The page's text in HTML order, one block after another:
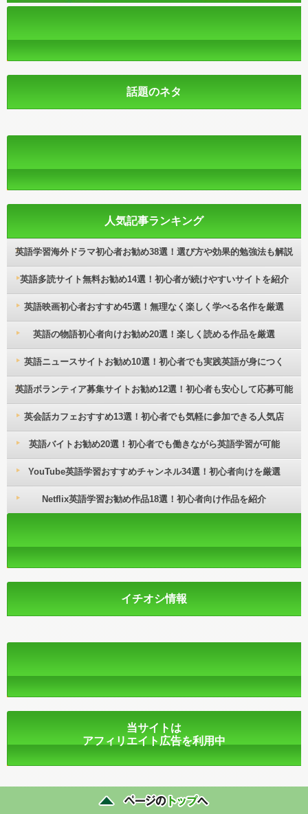
話題のネタ
人気記事ランキング
英語学習海外ドラマ初心者お勧め38選！選び方や効果的勉強法も解説
英語多読サイト無料お勧め14選！初心者が続けやすいサイトを紹介
英語映画初心者おすすめ45選！無理なく楽しく学べる名作を厳選
英語の物語初心者向けお勧め20選！楽しく読める作品を厳選
英語ニュースサイトお勧め10選！初心者でも実践英語が身につく
英語ボランティア募集サイトお勧め12選！初心者も安心して応募可能
英会話カフェおすすめ13選！初心者でも気軽に参加できる人気店
英語バイトお勧め20選！初心者でも働きながら英語学習が可能
YouTube英語学習おすすめチャンネル34選！初心者向けを厳選
Netflix英語学習お勧め作品18選！初心者向け作品を紹介
イチオシ情報
当サイトは
アフィリエイト広告を利用中